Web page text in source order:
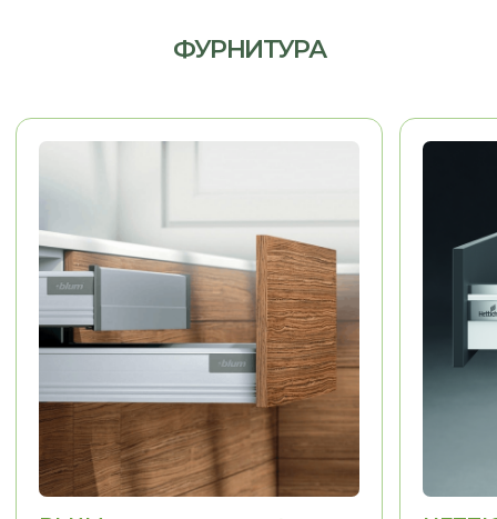
МЕБЕЛЬ ДЛЯ ДОМА
Гардеробные, гостиные,
детские, санузлы